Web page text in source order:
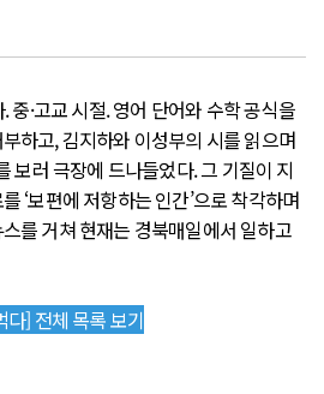
중·고교 시절. 영어 단어와 수학 공식을
하고, 김지하와 이성부의 시를 읽으며
보러 극장에 드나들었다. 그 기질이 지
‘보편에 저항하는 인간’으로 착각하며
를 거쳐 현재는 경북매일에서 일하고
] 전체 목록 보기